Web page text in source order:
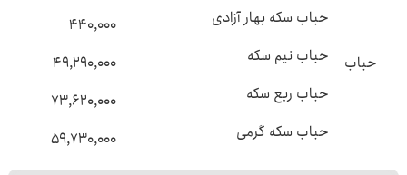
حباب
حباب سکه بهار آزادی
۴۴۰,۰۰۰
حباب نیم سکه
۴۹,۲۹۰,۰۰۰
حباب ربع سکه
۷۳,۶۲۰,۰۰۰
حباب سکه گرمی
۵۹,۷۳۰,۰۰۰